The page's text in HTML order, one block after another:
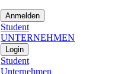
Anmelden
Student
UNTERNEHMEN
Login
Student
Unternehmen